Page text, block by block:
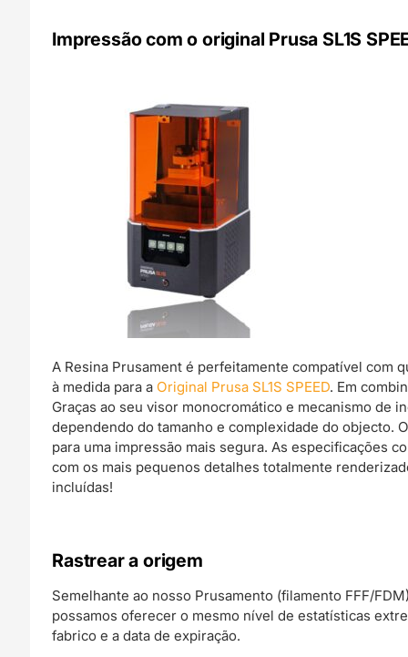
Impressão com o original Prusa SL1S
A Resina Prusament é perfeitamente compatível com
à medida para aOriginal Prusa SL1S SPEED. Em
Graças ao seu visor monocromático e mecanismo de
dependendo do tamanho e complexidade do objecto.
para uma impressão mais segura. As especificações
com os mais pequenos detalhes totalmente
incluídas!
Rastrear a origem
Semelhante ao nosso Prusamento (filamento FFF/
possamos oferecer o mesmo nível de estatísticas
fabrico e a data de expiração.